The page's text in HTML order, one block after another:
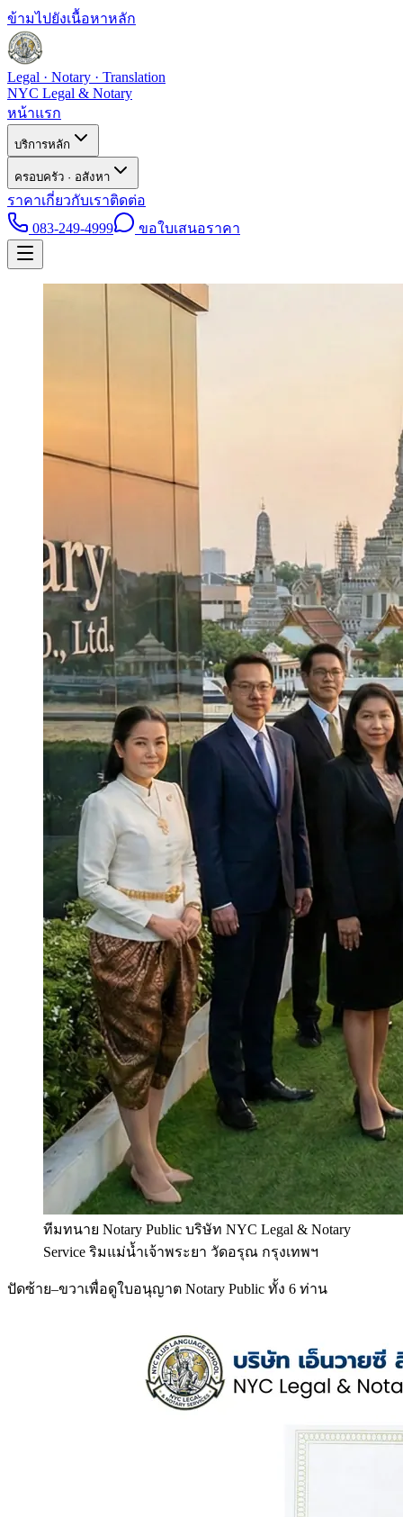
ข้ามไปยังเนื้อหาหลัก
Legal · Notary · Translation
NYC Legal & Notary
หน้าแรก
บริการหลัก
ครอบครัว · อสังหา
ราคาเกี่ยวกับเราติดต่อ
083-249-4999
ขอใบเสนอราคา
ทีมทนาย Notary Public บริษัท NYC Legal & Notary
Service ริมแม่น้ำเจ้าพระยา วัดอรุณ กรุงเทพฯ
ปัดซ้าย–ขวาเพื่อดูใบอนุญาต Notary Public ทั้ง 6 ท่าน